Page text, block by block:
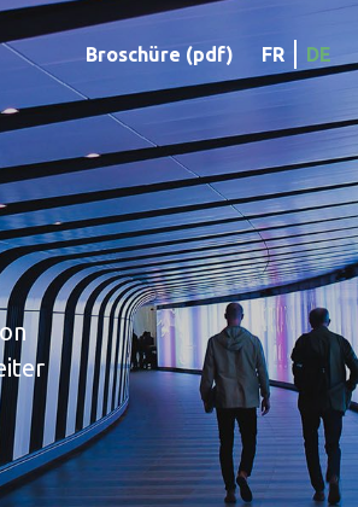
Broschüre (pdf) FR DE